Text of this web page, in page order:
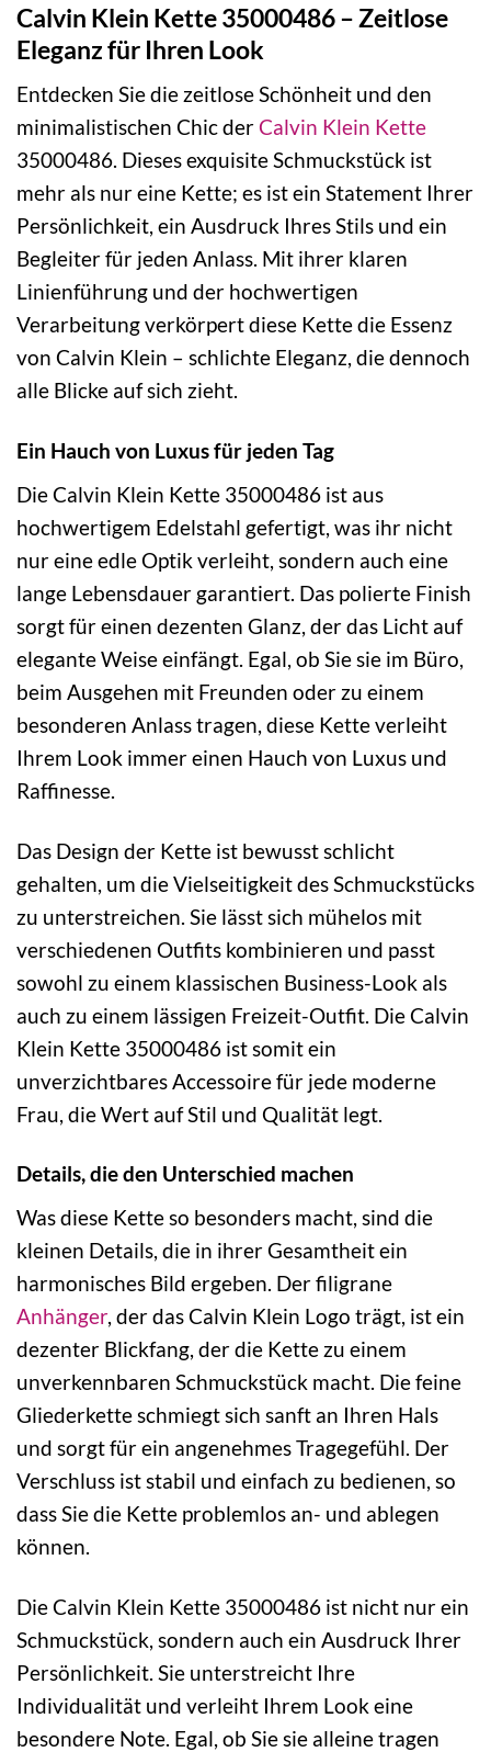
Calvin Klein Kette 35000486 – Zeitlose
Eleganz für Ihren Look
Entdecken Sie die zeitlose Schönheit und den
minimalistischen Chic derCalvin Klein Kette
35000486. Dieses exquisite Schmuckstück ist
mehr als nur eine Kette; es ist ein Statement Ihrer
Persönlichkeit, ein Ausdruck Ihres Stils und ein
Begleiter für jeden Anlass. Mit ihrer klaren
Linienführung und der hochwertigen
Verarbeitung verkörpert diese Kette die Essenz
von Calvin Klein – schlichte Eleganz, die dennoch
alle Blicke auf sich zieht.
Ein Hauch von Luxus für jeden Tag
Die Calvin Klein Kette 35000486 ist aus
hochwertigem Edelstahl gefertigt, was ihr nicht
nur eine edle Optik verleiht, sondern auch eine
lange Lebensdauer garantiert. Das polierte Finish
sorgt für einen dezenten Glanz, der das Licht auf
elegante Weise einfängt. Egal, ob Sie sie im Büro,
beim Ausgehen mit Freunden oder zu einem
besonderen Anlass tragen, diese Kette verleiht
Ihrem Look immer einen Hauch von Luxus und
Raffinesse.
Das Design der Kette ist bewusst schlicht
gehalten, um die Vielseitigkeit des Schmuckstücks
zu unterstreichen. Sie lässt sich mühelos mit
verschiedenen Outfits kombinieren und passt
sowohl zu einem klassischen Business-Look als
auch zu einem lässigen Freizeit-Outfit. Die Calvin
Klein Kette 35000486 ist somit ein
unverzichtbares Accessoire für jede moderne
Frau, die Wert auf Stil und Qualität legt.
Details, die den Unterschied machen
Was diese Kette so besonders macht, sind die
kleinen Details, die in ihrer Gesamtheit ein
harmonisches Bild ergeben. Der filigrane
Anhänger, der das Calvin Klein Logo trägt, ist ein
dezenter Blickfang, der die Kette zu einem
unverkennbaren Schmuckstück macht. Die feine
Gliederkette schmiegt sich sanft an Ihren Hals
und sorgt für ein angenehmes Tragegefühl. Der
Verschluss ist stabil und einfach zu bedienen, so
dass Sie die Kette problemlos an- und ablegen
können.
Die Calvin Klein Kette 35000486 ist nicht nur ein
Schmuckstück, sondern auch ein Ausdruck Ihrer
Persönlichkeit. Sie unterstreicht Ihre
Individualität und verleiht Ihrem Look eine
besondere Note. Egal, ob Sie sie alleine tragen